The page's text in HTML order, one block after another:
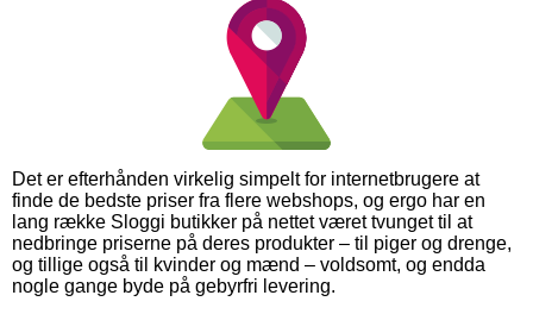
Det er efterhånden virkelig simpelt for internetbrugere at
finde de bedste priser fra flere webshops, og ergo har en
lang række Sloggi butikker på nettet været tvunget til at
nedbringe priserne på deres produkter – til piger og drenge,
og tillige også til kvinder og mænd – voldsomt, og endda
nogle gange byde på gebyrfri levering.